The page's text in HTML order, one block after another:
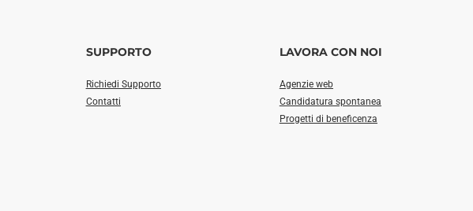
SUPPORTO
Richiedi Supporto
Contatti
LAVORA CON NOI
Agenzie web
Candidatura spontanea
Progetti di beneficenza